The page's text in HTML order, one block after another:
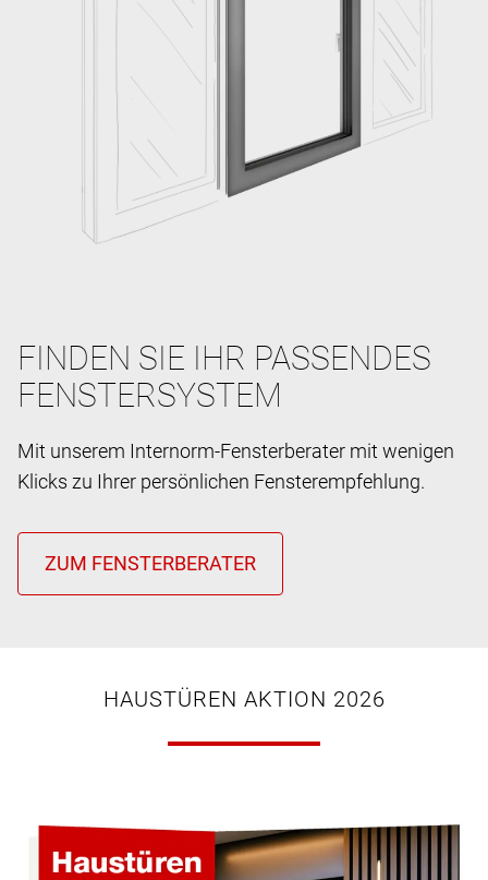
FINDEN SIE IHR PASSENDES
FENSTERSYSTEM
Mit unserem Internorm-Fensterberater mit wenigen
Klicks zu Ihrer persönlichen Fensterempfehlung.
HAUSTÜREN AKTION 2026